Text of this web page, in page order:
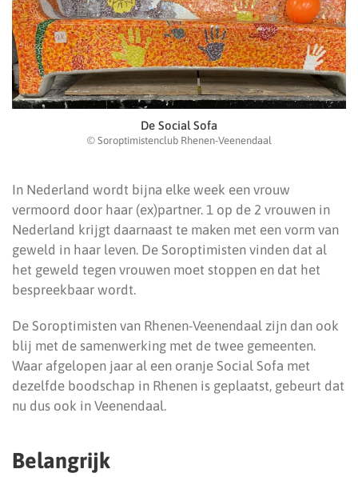
De Social Sofa
© Soroptimistenclub Rhenen-Veenendaal
In Nederland wordt bijna elke week een vrouw
vermoord door haar (ex)partner. 1 op de 2 vrouwen in
Nederland krijgt daarnaast te maken met een vorm van
geweld in haar leven. De Soroptimisten vinden dat al
het geweld tegen vrouwen moet stoppen en dat het
bespreekbaar wordt.
De Soroptimisten van Rhenen-Veenendaal zijn dan ook
blij met de samenwerking met de twee gemeenten.
Waar afgelopen jaar al een oranje Social Sofa met
dezelfde boodschap in Rhenen is geplaatst, gebeurt dat
nu dus ook in Veenendaal.
Belangrijk